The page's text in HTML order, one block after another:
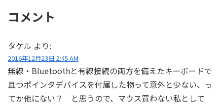
コメント
タケル より:
2016年12月23日 2:45 AM
無線・Bluetoothと有線接続の両方を備えたキーボードで
且つポインタデバイスを付属した物って意外と少ない、っ
てか他にない？ と思うので、マウス買わない私として